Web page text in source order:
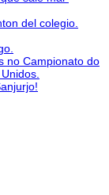
del colegio.
no Campionato do